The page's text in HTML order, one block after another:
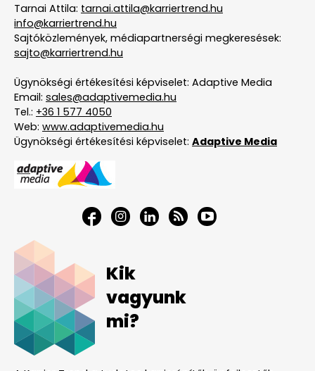
Tarnai Attila: tarnai.attila@karriertrend.hu
info@karriertrend.hu
Sajtóközlemények, médiapartnerségi megkeresések:
sajto@karriertrend.hu
Ügynökségi értékesítési képviselet: Adaptive Media
Email: sales@adaptivemedia.hu
Tel.: +36 1 577 4050
Web: www.adaptivemedia.hu
Ügynökségi értékesítési képviselet: Adaptive Media
Kik
vagyunk
mi?